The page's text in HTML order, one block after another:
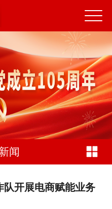
闻
队开展电商赋能业务